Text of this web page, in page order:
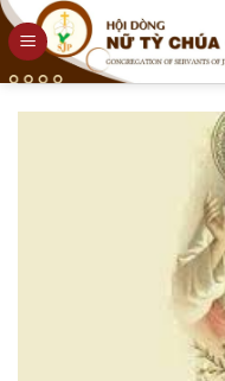
Skip
to
content